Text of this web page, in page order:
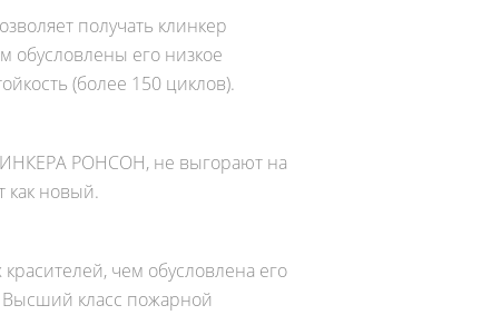
получать клинкер
обусловлены его низкое
(более 150 циклов).
РОНСОН, не выгорают на
как новый.
чем обусловлена его
Высший класс пожарной